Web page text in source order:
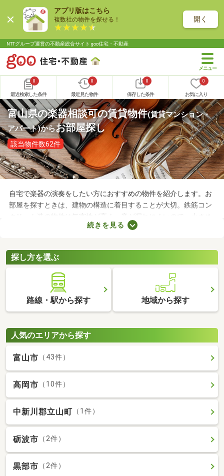
アプリ版はこちら
複数社の物件を探せる！ 開く
NTTグループ運営の不動産総合サイト goo住宅・不動産
0
最近検索した条件
0
最近見た物件
0
保存した条件
0
お気に入り
富山県の楽器相談可の賃貸物件(賃貸マンション・
アパート)からお部屋探し
該当物件数62件
自宅で楽器の演奏をしたい方におすすめの物件を紹介します。お
部屋を探すときは、建物の構造に着目することが大切。鉄筋コン
クリート造の物件は気密性が高く、音が漏れにくいので、小さめ
の音で演奏すればトラブルになりにくいでしょう。物件によって
くことがおすすめです。
続きを見る
探し方を選ぶ
路線・駅から探す 地域から探す
人気のエリアから探す
富山市 （43件）
高岡市 （10件）
中新川郡立山町 （1件）
砺波市 （2件）
黒部市 （2件）